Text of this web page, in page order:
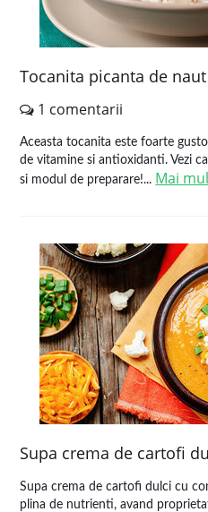
Tocanita picanta de naut
1 comentarii
Aceasta tocanita este foarte
de vitamine si antioxidanti. Vezi
si modul de preparare!... Mai
Supa crema de cartofi
Supa crema de cartofi dulci cu
plina de nutrienti, avand